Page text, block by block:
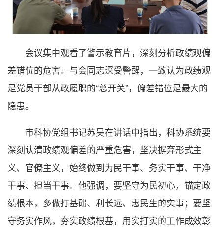
会议集中观看了警示教育片，深刻分析政绩观偏
差错位的危害。与会同志深受警醒，一致认为政绩观
是党员干部从政履职的“总开关”，偏差错位是最大的
隐患。
市科协党组书记苏昊在讲话中指出，科协系统要
深刻认清政绩观偏差的严重危害，坚决摒弃形式主
义、官僚主义，始终做到为民干事、务实干事、干净
干事、担当干事。他强调，要坚守为民初心，锚定政
绩根本，多做打基础、利长远、惠民生的实事；要坚
守务实作风，夯实政绩根基，用实打实的工作成效彰